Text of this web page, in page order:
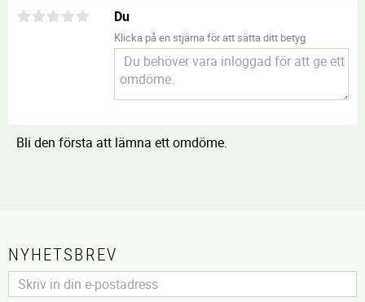
Du
Klicka på en stjärna för att sätta ditt betyg
Bli den första att lämna ett omdöme.
NYHETSBREV